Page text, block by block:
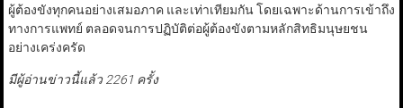
ผู้ต้องขังทุกคนอย่างเสมอภาค และเท่าเทียมกัน โดยเฉพาะด้านการเข้าถึง
ทางการแพทย์ ตลอดจนการปฏิบัติต่อผู้ต้องขังตามหลักสิทธิมนุษยชน
อย่างเคร่งครัด
มีผู้อ่านข่าวนี้แล้ว 2261 ครั้ง